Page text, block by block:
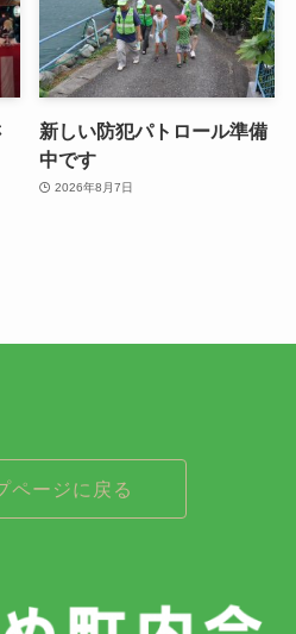
新しい防犯パトロール準備
中です
2026年8月7日
ページに戻る